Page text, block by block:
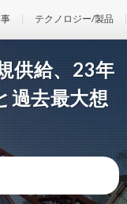
テクノロジー/製品
供給、23年
過去最大想